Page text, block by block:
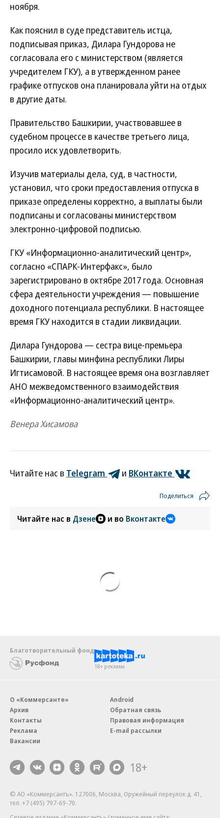
ноября.
Как пояснил в суде представитель истца,
подписывая приказ, Дилара Гундорова не
согласовала его с министерством (является
учредителем ГКУ), а в утвержденном ранее
графике отпусков она планировала уйти на отдых
в другие даты.
Правительство Башкирии, участвовавшее в
судебном процессе в качестве третьего лица,
просило иск удовлетворить.
Изучив материалы дела, суд, в частности,
установил, что сроки предоставления отпуска в
приказе определены корректно, а выплаты были
подписаны и согласованы министерством
электронно-цифровой подписью.
ГКУ «Информационно-аналитический центр»,
согласно «СПАРК-Интерфакс», было
зарегистрировано в октябре 2017 года. Основная
сфера деятельности учреждения — повышение
доходного потенциала республики. В настоящее
время ГКУ находится в стадии ликвидации.
Дилара Гундорова — сестра вице-премьера
Башкирии, главы минфина республики Лиры
Игтисамовой. В настоящее время она возглавляет
АНО межведомственного взаимодействия
«Информационно-аналитический центр».
Венера Хисамова
Читайте нас в Telegram и ВКонтакте
Поделиться
Читайте нас в Дзене и во Вконтакте
Благотворительный фонд
18+ реклама
О «Коммерсанте»
Архив
Контакты
Реклама
Вакансии
Android
Обратная связь
Правовая информация
E-mail рассылки
18+
© АО «Коммерсантъ». 127006, Москва, Оружейный переулок д. 41,
тел. +7 (495) 797-69-70.